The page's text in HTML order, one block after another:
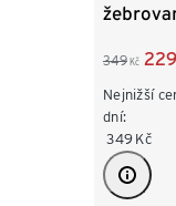
349 Kč 229
Nejnižší
dní:
349 Kč